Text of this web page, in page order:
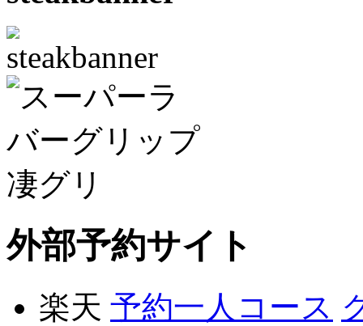
外部予約サイト
楽天 予約一人 コース